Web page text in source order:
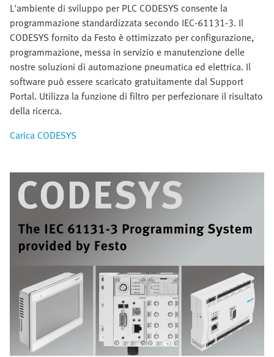
L'ambiente di sviluppo per PLC CODESYS consente la
programmazione standardizzata secondo IEC-61131-3. Il
CODESYS fornito da Festo è ottimizzato per configurazione,
programmazione, messa in servizio e manutenzione delle
nostre soluzioni di automazione pneumatica ed elettrica. Il
software può essere scaricato gratuitamente dal Support
Portal. Utilizza la funzione di filtro per perfezionare il risultato
della ricerca.
Carica CODESYS